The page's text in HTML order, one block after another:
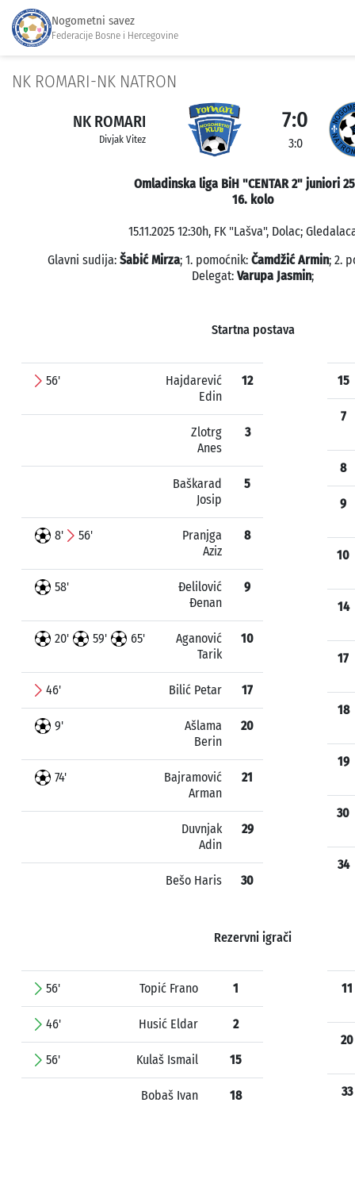
Nogometni savez
Federacije Bosne i Hercegovine
NK ROMARI-NK NATRON
NK ROMARI
Divjak Vitez
7:0
3:0
Omladinska liga BiH "CENTAR 2" juniori
16. kolo
15.11.2025 12:30h, FK "Lašva", Dolac;
Glavni sudija: Šabić Mirza; 1. pomoćnik: Čamdžić Armin; 2.
Delegat: Varupa Jasmin;
Startna postava
56'
Hajdarević
Edin
12
Zlotrg
Anes
3
Baškarad
Josip
5
8' 56'
Pranjga
Aziz
8
58'
Đelilović
Đenan
9
20' 59' 65'
Aganović
Tarik
10
46' Bilić Petar 17
9'
Ašlama
Berin
20
74'
Bajramović
Arman
21
Duvnjak
Adin
29
Bešo Haris 30
15
7
8
9
10
14
17
18
19
30
34
Rezervni igrači
56' Topić Frano 1
46' Husić Eldar 2
56' Kulaš Ismail 15
Bobaš Ivan 18
11
20
33